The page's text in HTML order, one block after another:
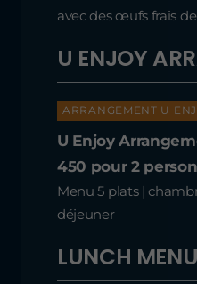
avec des œufs frais
U ENJOY
ARRANGEMENT U
U Enjoy
450 pour 2
Menu 5 plats |
déjeuner
LUNCH MENU